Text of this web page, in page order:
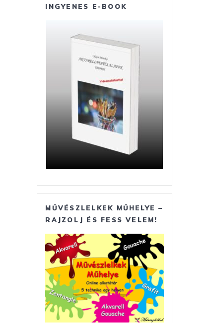
INGYENES E-BOOK
MŰVÉSZLELKEK MŰHELYE –
RAJZOLJ ÉS FESS VELEM!